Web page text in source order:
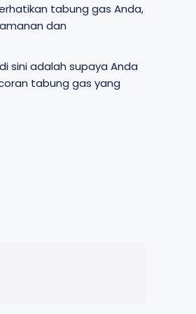
tabung gas Anda,
dan
sini adalah supaya Anda
tabung gas yang